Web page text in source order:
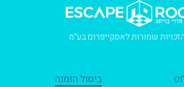
שמורות לאסקייפרום בע״מ
ביטול הזמנה